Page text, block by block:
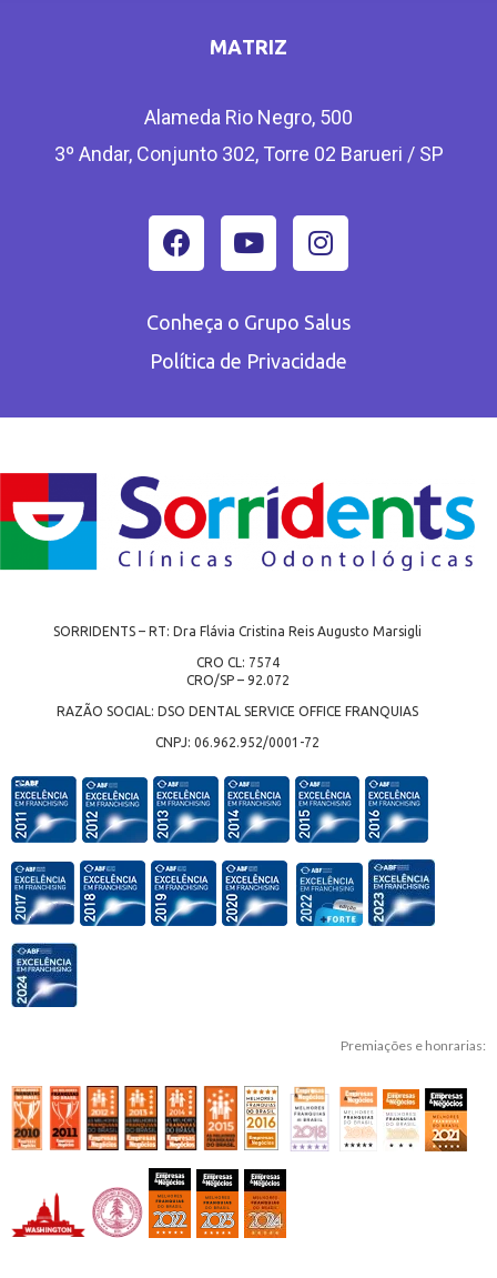
MATRIZ
Alameda Rio Negro, 500
3º Andar, Conjunto 302, Torre 02 Barueri / SP
Conheça o Grupo Salus
Política de Privacidade
SORRIDENTS – RT: Dra Flávia Cristina Reis Augusto Marsigli
CRO CL: 7574
CRO/SP – 92.072
RAZÃO SOCIAL: DSO DENTAL SERVICE OFFICE FRANQUIAS
CNPJ: 06.962.952/0001-72
Premiações e honrarias: